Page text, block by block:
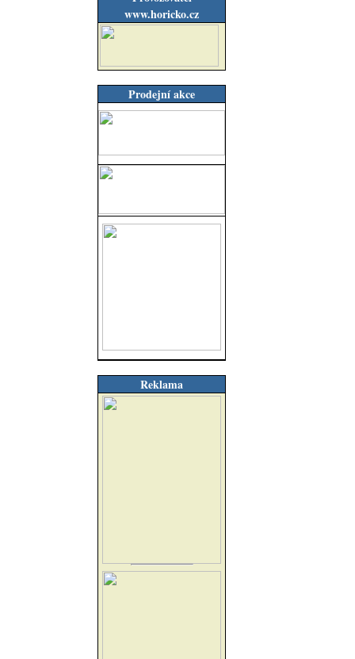
www.horicko.cz
Prodejní akce
Reklama